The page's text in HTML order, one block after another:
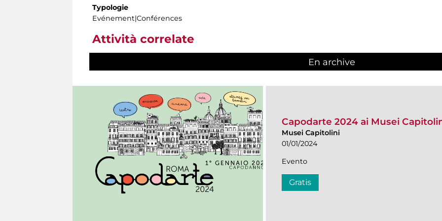
Typologie
Evénement|Conférences
Attività correlate
En archive
Capodarte 2024 ai Musei
Musei Capitolini
01/01/2024
Evento
Gratis